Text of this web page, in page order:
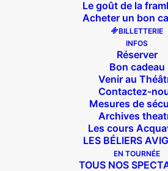
Le goût de la
Acheter un bon
BILLETTERIE
INFOS
Réserver
Bon cadeau
Venir au
Contactez-
Mesures de
Archives
Les cours
LES BÉLIERS
EN TOURNÉE
TOUS NOS
Accueil
Big
Capture d’écran 2023-02-